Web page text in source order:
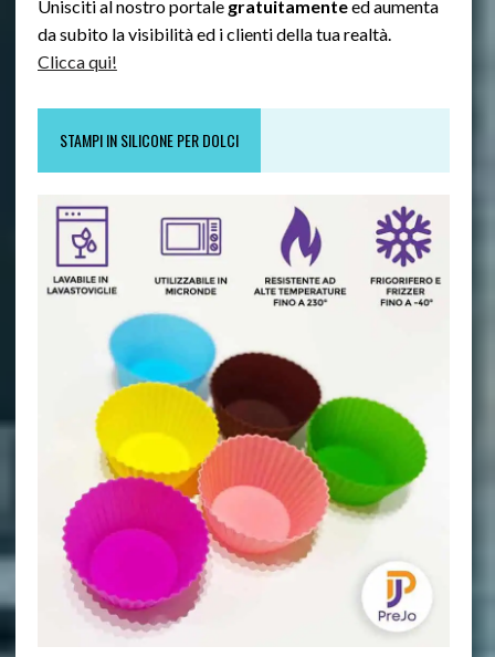
Unisciti al nostro portale gratuitamenteed aumenta
da subito la visibilità ed i clienti della tua realtà.
Clicca qui!
STAMPI IN SILICONE PER DOLCI